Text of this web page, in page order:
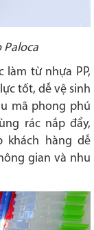
Paloca
làm từ nhựa PP,
tốt, dễ vệ sinh
mã phong phú
rác nắp đẩy,
khách hàng dễ
gian và nhu